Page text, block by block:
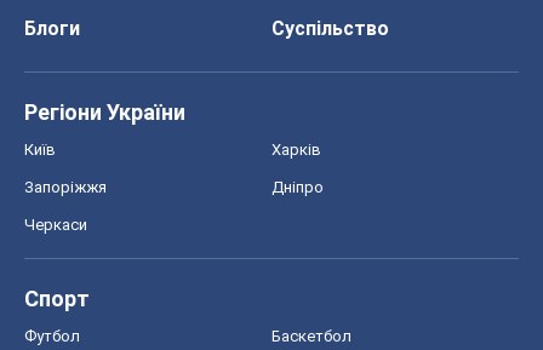
Блоги
Суспільство
Регіони України
Київ Харків
Запоріжжя Дніпро
Черкаси
Спорт
Футбол Баскетбол